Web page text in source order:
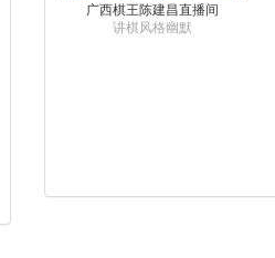
广西棋王陈建昌直播间
讲棋风格幽默